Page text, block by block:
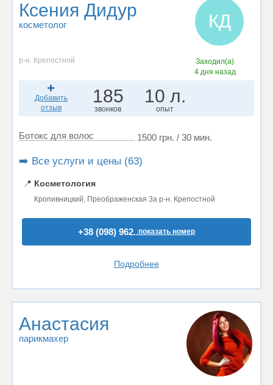
Ксения Дидур
косметолог КД
р-н. Крепостной
Заходил(а)
4 дня назад
Добавить
отзыв
185
звонков
10 л.
опыт
Ботокс для волос 1500 грн. / 30 мин.
➡️ Все услуги и цены (63)
📍 Косметология
Кропивницкий, Преображенская 3а р-н. Крепостной
+38 (098) 962..показать номер
Подробнее
Анастасия
парикмахер